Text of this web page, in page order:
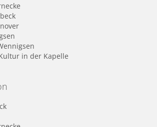
in der Kapelle